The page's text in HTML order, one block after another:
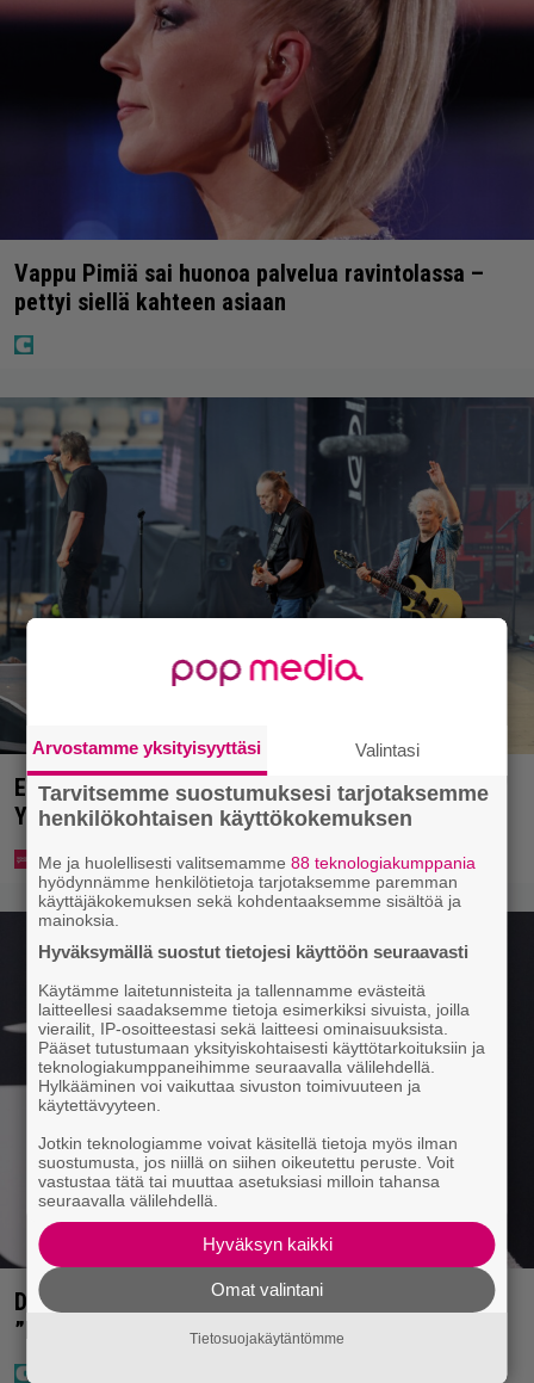
Vappu Pimiä sai huonoa palvelua ravintolassa –
pettyi siellä kahteen asiaan
Eppu Normaalin viimeinen konsertti esitetään
Ylellä
Diandra julkaisi upeita kuvia Helsingistä –
”Puitteet kohdillaan”
Arvostamme yksityisyyttäsi Valintasi
Tarvitsemme suostumuksesi tarjotaksemme
henkilökohtaisen käyttökokemuksen
Me ja huolellisesti valitsemamme88 teknologiakumppania
hyödynnämme henkilötietoja tarjotaksemme paremman
käyttäjäkokemuksen sekä kohdentaaksemme sisältöä ja
mainoksia.
Hyväksymällä suostut tietojesi käyttöön seuraavasti
Käytämme laitetunnisteita ja tallennamme evästeitä
laitteellesi saadaksemme tietoja esimerkiksi sivuista, joilla
vierailit, IP-osoitteestasi sekä laitteesi ominaisuuksista.
Pääset tutustumaan yksityiskohtaisesti käyttötarkoituksiin ja
teknologiakumppaneihimme seuraavalla välilehdellä.
Hylkääminen voi vaikuttaa sivuston toimivuuteen ja
käytettävyyteen.
Jotkin teknologiamme voivat käsitellä tietoja myös ilman
suostumusta, jos niillä on siihen oikeutettu peruste. Voit
vastustaa tätä tai muuttaa asetuksiasi milloin tahansa
seuraavalla välilehdellä.
Hyväksyn kaikki
Omat valintani
Tietosuojakäytäntömme